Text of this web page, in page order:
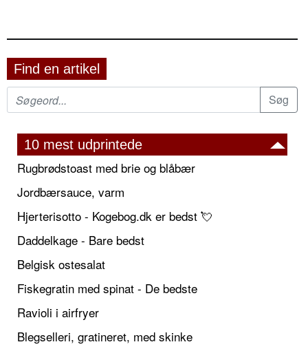
Find en artikel
10 mest udprintede
Rugbrødstoast med brie og blåbær
Jordbærsauce, varm
Hjerterisotto - Kogebog.dk er bedst 💘
Daddelkage - Bare bedst
Belgisk ostesalat
Fiskegratin med spinat - De bedste
Ravioli i airfryer
Blegselleri, gratineret, med skinke